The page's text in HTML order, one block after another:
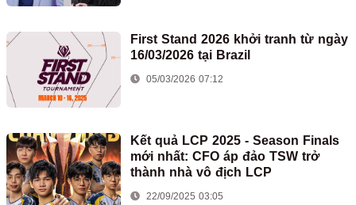
First Stand 2026 khởi tranh từ ngày
16/03/2026 tại Brazil
05/03/2026 07:12
Kết quả LCP 2025 - Season Finals
mới nhất: CFO áp đảo TSW trở
thành nhà vô địch LCP
22/09/2025 03:05